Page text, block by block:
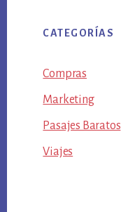
CATEGORÍAS
Compras
Marketing
Pasajes Baratos
Viajes